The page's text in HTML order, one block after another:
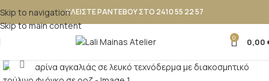
Skip to navigation
Skip to main content
ΚΛΕΙΣΤΕ ΡΑΝΤΕΒΟΥ ΣΤΟ 2410 55 22 57
0 0,00
Κλικ για μεγέθυνση